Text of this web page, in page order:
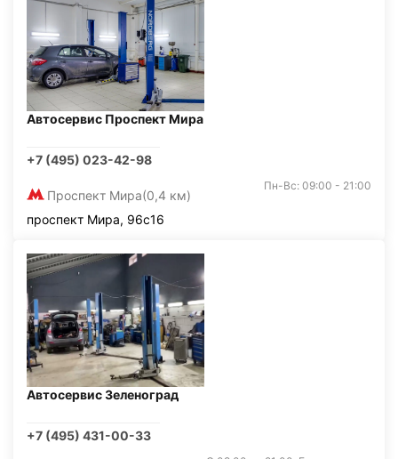
Автосервис Проспект Мира
+7 (495) 023-42-98
Проспект Мира(0,4 км)
Пн-Вс: 09:00 - 21:00
проспект Мира, 96с16
Автосервис Зеленоград
+7 (495) 431-00-33